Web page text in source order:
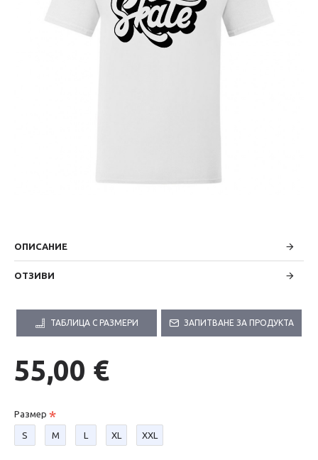
ОПИСАНИЕ
ОТЗИВИ
ТАБЛИЦА С РАЗМЕРИ ЗАПИТВАНЕ ЗА ПРОДУКТА
55,00 €
Размер
S М L XL XXL